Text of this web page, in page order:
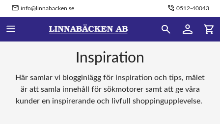
info@linnabacken.se 0512-40043
Inspiration
Här samlar vi blogginlägg för inspiration och tips, målet
är att samla innehåll för sökmotorer samt att ge våra
kunder en inspirerande och livfull shoppingupplevelse.